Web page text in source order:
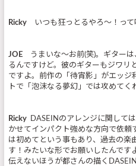
Ricky いつも狂っとるやろ～！っ
JOE
うまいな～お前(笑)。ギター
るんですけど。彼のギターもジワリ
ですよ。前作の「待宵影」がエッジ
トで「泡沫なる夢幻」では攻めてく
Ricky DASEINのアレンジに関して
かせてインパクト強めな方向で依頼
は初めてという事もあり、過去の楽
す！みたいな形でお願いしたんです
伝えないほうが都さんの描く